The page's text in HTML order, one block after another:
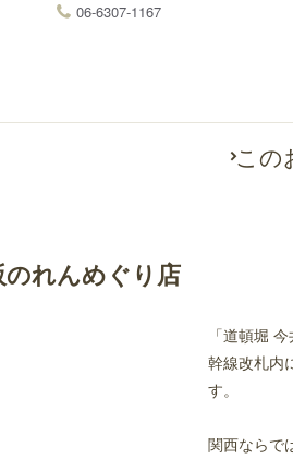
06-6307-1167
この
れんめぐり店
「道頓堀
幹線改札内
す。
関西ならで